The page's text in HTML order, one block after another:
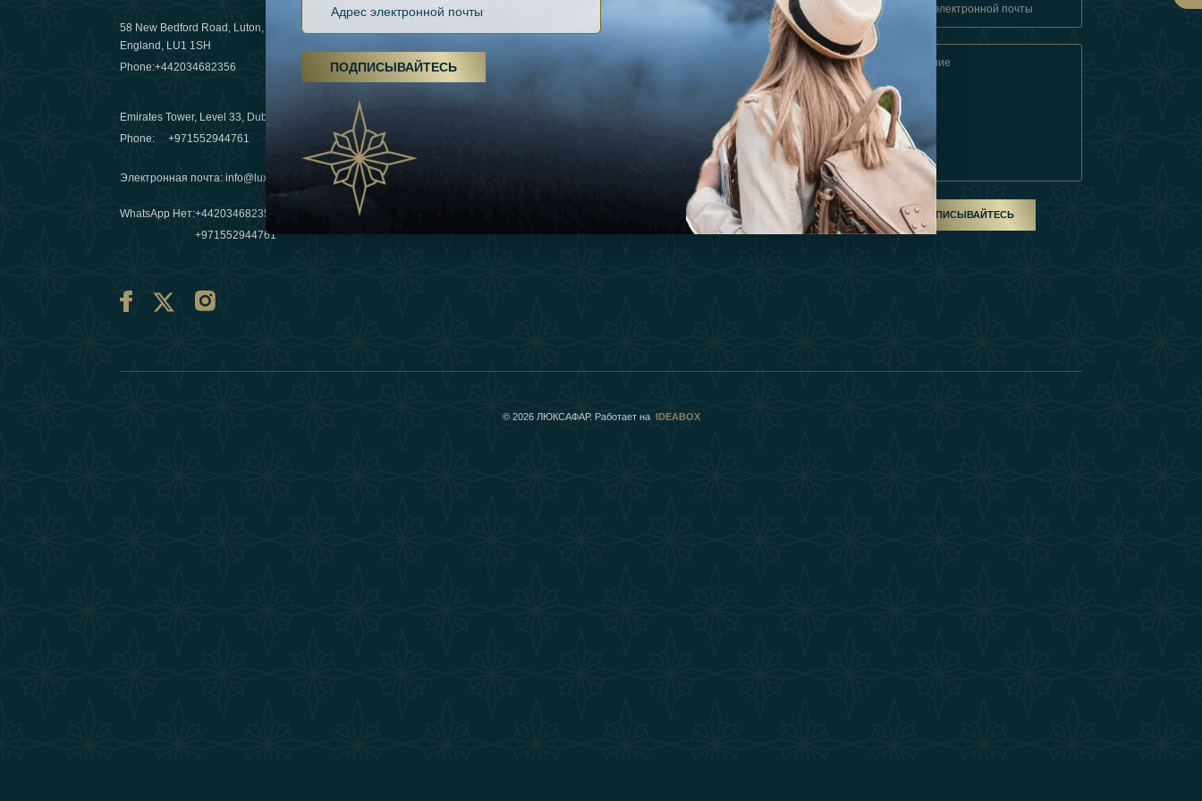
58 New Bedford Road, Luton,
England, LU1 1SH
Phone:+442034682356
Emirates Tower, Level 33, Dubai, UAE
Phone:+971552944761
Электронная почта:info@luxafar.com
WhatsApp Нет:+442034682356
+971552944761
Пешие походы, спа-процедуры и йога: ОАЭ
становятся велнес-центром
03 April 2025
Зимние путешествия для
путешественников из Эмиратов:
переопределение роскошного путешествия
10 March 2025
Вдохновения
Опыт
Файлов Cookie
Положения И Условия
Станьте Партнером
Our Team
ПОДПИСЫВАЙТЕСЬ
© 2026 ЛЮКСАФАР. Работает на IDEABOX
ПОДПИСЫВАЙТЕСЬ